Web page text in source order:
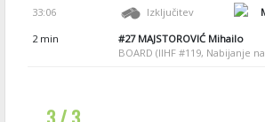
33:06 Izključitev
2 min
#27MAJSTOROVIĆ Mihailo
BOARD (IIHF #119, Nabijanje